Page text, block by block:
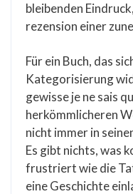
bleibenden
rezension einer
Für ein Buch, das
Kategorisierung
gewisse je ne sais
herkömmlicheren
nicht immer in
Es gibt nichts, was
frustriert wie die
eine Geschichte